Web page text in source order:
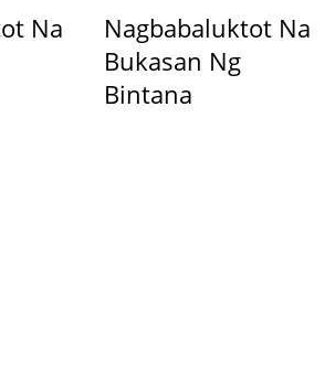
Na
Nagbabaluktot Na
Bukasan Ng
Bintana